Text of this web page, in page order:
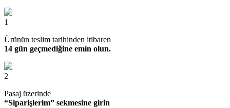
1
Ürünün teslim tarihinden itibaren
14 gün geçmediğine emin olun.
2
Pasaj üzerinde
“Siparişlerim” sekmesine girin